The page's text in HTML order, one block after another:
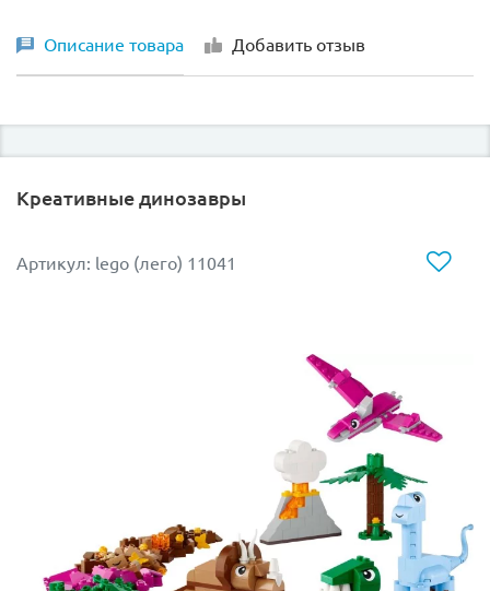
Описание товара Добавить отзыв
Креативные динозавры
Артикул: lego (лего) 11041